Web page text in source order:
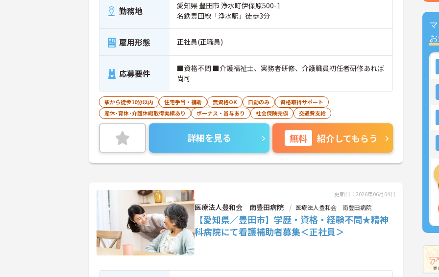
勤務地
愛知県 豊田市 浄水町伊保原500-1
名鉄豊田線「浄水駅」徒歩3分
雇用形態 正社員(正職員)
応募要件
■資格不問 ■介護福祉士、実務者研修、介護職員初任者研修あれば
尚可
駅から徒歩10分以内 住宅手当・補助 無資格OK 日勤のみ
資格取得サポート
産休･育休･介護休暇取得実績あり
ボーナス・賞与あり 社会保険完備 交通費支給
詳細を見る 無料 紹介してもらう
更新日：2026年06月04日
医療法人豊和会 南豊田病院 医療法人豊和会 南豊田病院
【愛知県／豊田市】学歴・資格・経験不問★精神
科病院にて看護補助者募集＜正社員＞